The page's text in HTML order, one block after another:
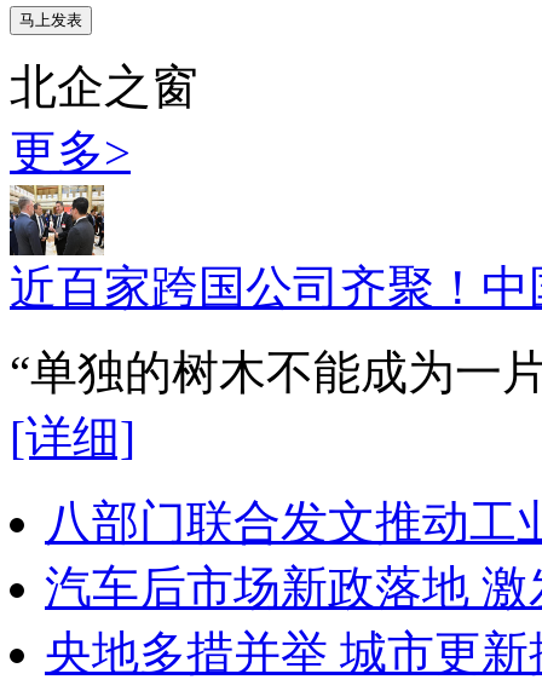
北企之窗
更多>
近百家跨国公司齐聚！
“单独的树木不能成为一
[详细]
八部门联合发文推动工
汽车后市场新政落地
央地多措并举 城市更新